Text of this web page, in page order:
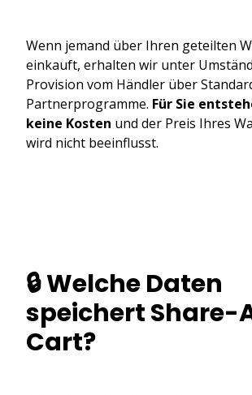
Wenn jemand über Ihren geteilten
einkauft, erhalten wir unter
Provision vom Händler über
Partnerprogramme. Für Sie
keine Kosten und der Preis Ihres
wird nicht beeinflusst.
🔒 Welche Daten
speichert Share-
Cart?